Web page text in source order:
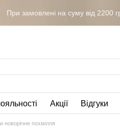
При замовлені на суму від
Акції Відгуки
новорічне похмілля